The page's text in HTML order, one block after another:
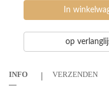
In
op
INFO VERZENDEN